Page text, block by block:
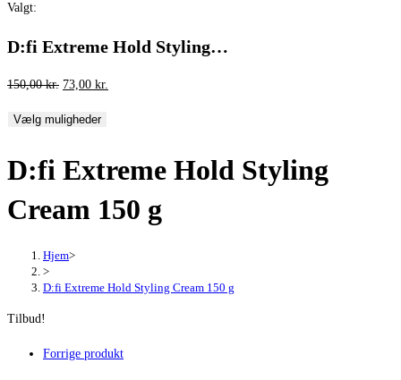
Valgt:
D:fi Extreme Hold Styling…
150,00kr. Den
pris
150,00 kr..
73,00 kr.
73,00 kr..
Vælg muligheder
D:fi Extreme Hold Styling
Cream 150 g
Hjem>
>
D:fi Extreme Hold Styling Cream 150 g
Tilbud!
Forrige produkt